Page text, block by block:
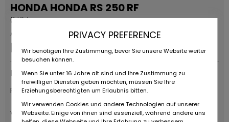
HONDA HONDA RS 250 RF
0 KM
Annonce permanente
Prix ​​sur demande
Fournisseurs
RUOTE DA SOGNO S.R.L
Via Daniele da Torricella, 29
PRIVACY PREFERENCE
Wir benötigen Ihre Zustimmung, bevor Sie unsere Website weiter
besuchen können.
Wenn Sie unter 16 Jahre alt sind und Ihre Zustimmung zu
freiwilligen Diensten geben möchten, müssen Sie Ihre
Erziehungsberechtigten um Erlaubnis bitten.
Wir verwenden Cookies und andere Technologien auf unserer
Webseite. Einige von ihnen sind essenziell, während andere uns